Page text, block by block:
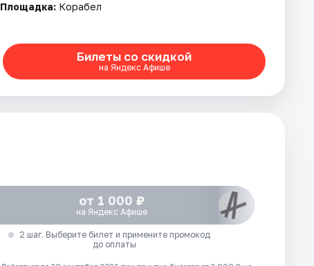
Площадка: Корабел
Билеты со скидкой
на Яндекс Афише
от 1 000 ₽
на Яндекс Афише
2 шаг. Выберите билет и примените промокод
до оплаты